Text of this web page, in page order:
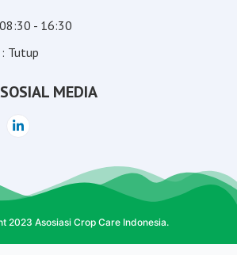
- 16:30
Tutup
MEDIA
2023 Asosiasi Crop Care Indonesia.